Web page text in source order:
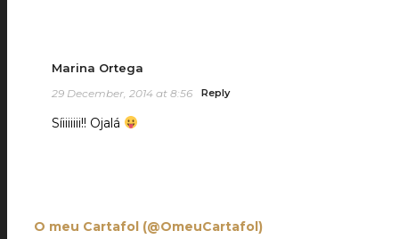
Marina Ortega
29 December, 2014 at 8:56 Reply
Síiiiiiii!! Ojalá
O meu Cartafol (@OmeuCartafol)